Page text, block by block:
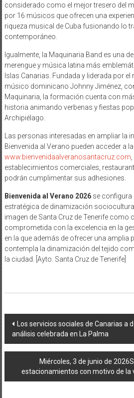
considerado como el mejor tresero del
por 16 músicos que ofrecen una
riqueza musical de Cuba fusionando lo
contemporáneo.
Igualmente, la Maquinaria Band es una
merengue y música latina más
Islas Canarias. Fundada y liderada por
músico dominicano Johnny Jiménez,
Maquinaria, la formación cuenta con
historia animando verbenas y fiestas
Archipiélago.
Las personas interesadas en ampliar la
Bienvenida al Verano pueden acceder a
www.bienvenidaalveranosantacruz.com
establecimientos comerciales,
podrán cumplimentar sus adhesiones.
Bienvenida al Verano 2026se configura
estratégica de dinamización
imagen de Santa Cruz de Tenerife como
comprometida con la excelencia en la
en la que además de ofrecer una amplia
contempla la dinamización del tejido
la ciudad. [Ayto. Santa Cruz de Tenerife]
Navegación
de
entradas
Los servicios sociales de Canarias a
análisis celebrada en La Palma
Miércoles, 3 de junio de
estacionamientos con motivo de la